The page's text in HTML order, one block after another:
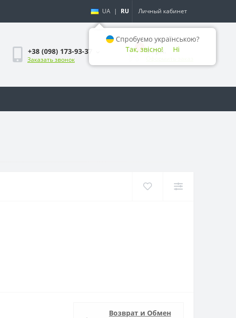
UA | RU Личный кабинет
+38 (098) 173-93-37
Заказать звонок
0 0 грн.
Возврат и Обмен
Спробуємо українською?
Так, звісно!
Ні